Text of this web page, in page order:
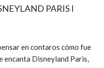
PARIS I
en contaros cómo fue
encanta Disneyland Paris,